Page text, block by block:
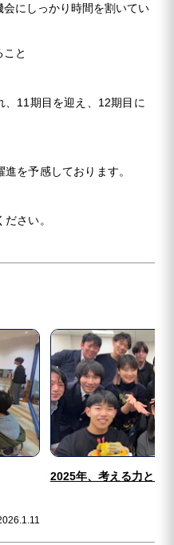
にしっかり時間を割いてい
と
、11期目を迎え、12期目に
を予感しております。
さい。
2025年、考える力と向